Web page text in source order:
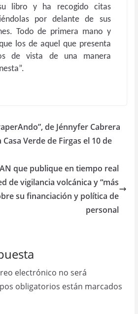
libro y ha recogido citas
por delante de sus
Todo de primera mano y
los de aquel que presenta
de vista de una manera
de Jénnyfer Cabrera
Verde de Firgas el 10 de
que publique en tiempo real
de vigilancia volcánica y “más
su financiación y política de
personal
electrónico no será
obligatorios están marcados